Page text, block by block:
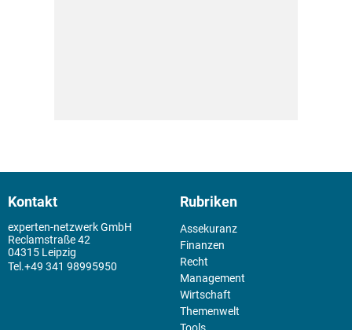
Kontakt
experten-netzwerk GmbH
Reclamstraße 42
04315 Leipzig
+49 341 98995950
Rubriken
Assekuranz
Finanzen
Recht
Management
Wirtschaft
Themenwelt
Tools